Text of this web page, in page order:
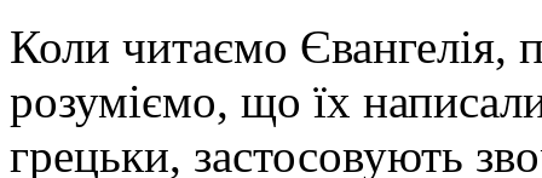
Коли читаємо Євангелія,
розуміємо, що їх
грецьки, застосовують